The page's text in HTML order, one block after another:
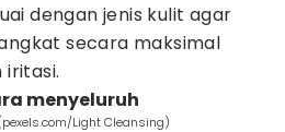
dengan jenis kulit agar
secara maksimal
menyeluruh
Light Cleansing)